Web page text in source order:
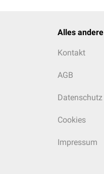
Alles andere
Kontakt
AGB
Datenschutz
Cookies
Impressum